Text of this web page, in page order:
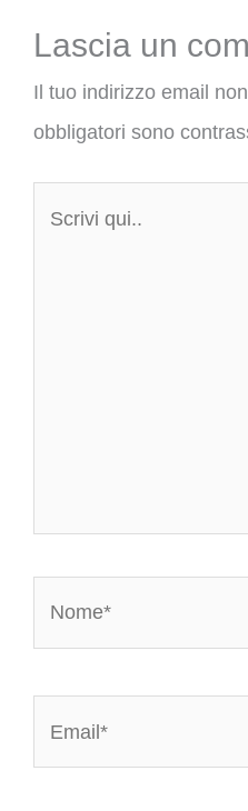
Lascia un
Il tuo indirizzo email
obbligatori sono